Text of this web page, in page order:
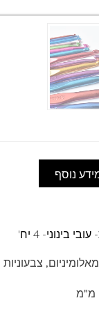
נוסף
בינוני- 4 יח'
צבעוניות